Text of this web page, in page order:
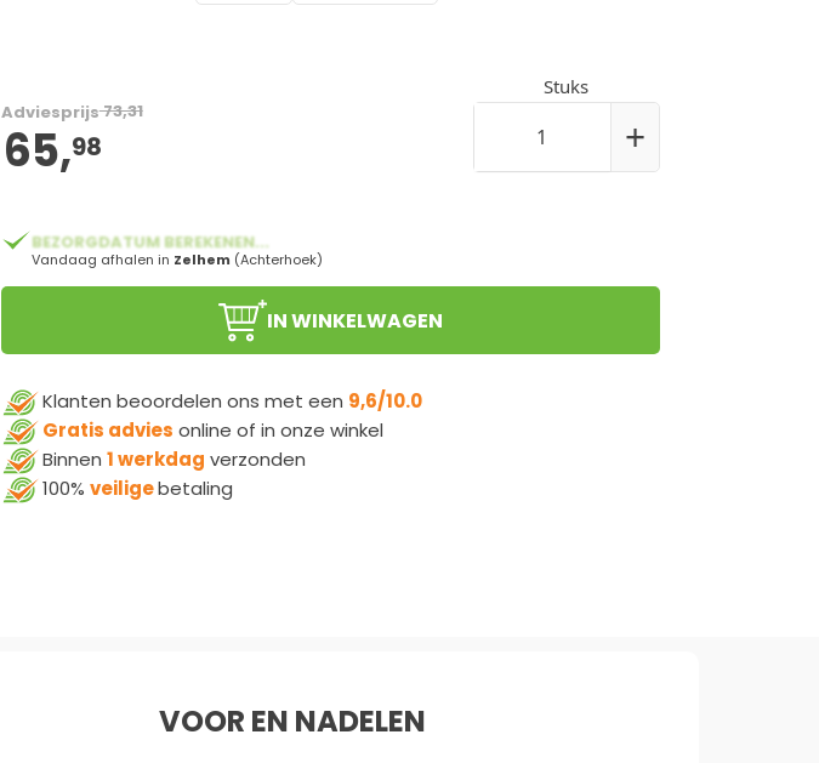
Adviesprijs73,31
vanaf:
65,98
Stuks
+
BEZORGDATUM BEREKENEN...
Vandaag afhalen in Zelhem (Achterhoek)
IN WINKELWAGEN
Klanten beoordelen ons met een 9,6/10.0
Gratis advies online of in onze winkel
Binnen 1 werkdag verzonden
100% veiligebetaling
VOOR EN NADELEN